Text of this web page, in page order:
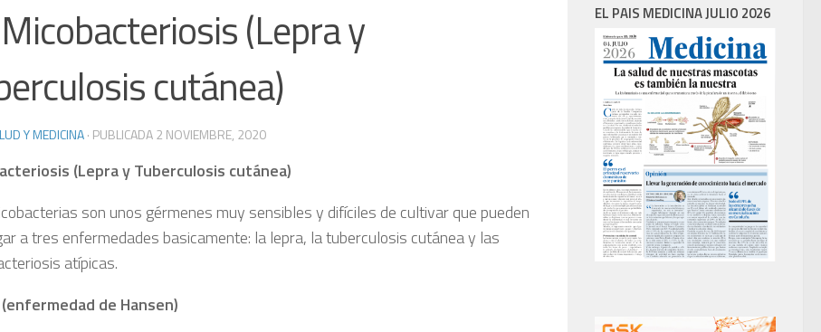
(Lepra y
cutánea)
Y MEDICINA· PUBLICADA2 NOVIEMBRE, 2020
(Lepra y Tuberculosis cutánea)
son unos gérmenes muy sensibles y difíciles de cultivar que pueden
a tres enfermedades basicamente: la lepra, la tuberculosis cutánea y las
atípicas.
de Hansen)
EL PAIS MEDICINA JULIO 2026